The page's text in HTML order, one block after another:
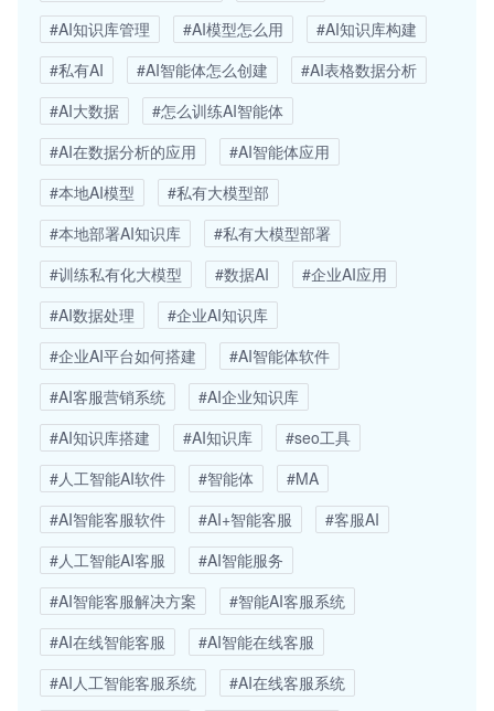
#AI知识库管理
#AI模型怎么用
#AI知识库构建
#私有AI
#AI智能体怎么创建
#AI表格数据分析
#AI大数据
#怎么训练AI智能体
#AI在数据分析的应用
#AI智能体应用
#本地AI模型
#私有大模型部
#本地部署AI知识库
#私有大模型部署
#训练私有化大模型
#数据AI
#企业AI应用
#AI数据处理
#企业AI知识库
#企业AI平台如何搭建
#AI智能体软件
#AI客服营销系统
#AI企业知识库
#AI知识库搭建
#AI知识库
#seo工具
#人工智能AI软件
#智能体
#MA
#AI智能客服软件
#AI+智能客服
#客服AI
#人工智能AI客服
#AI智能服务
#AI智能客服解决方案
#智能AI客服系统
#AI在线智能客服
#AI智能在线客服
#AI人工智能客服系统
#AI在线客服系统